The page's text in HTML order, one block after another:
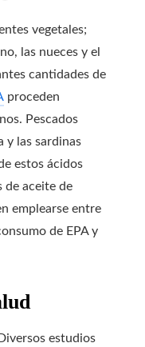
vegetales;
las nueces y el
cantidades de
proceden
Pescados
y las sardinas
estos ácidos
de aceite de
emplearse entre
de EPA y
Diversos estudios